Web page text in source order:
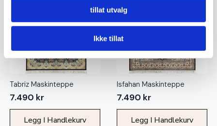
tillat utvalg
Ikke tillat
Tabriz Maskinteppe
7.490 kr
Legg I Handlekurv
Isfahan Maskinteppe
7.490 kr
Legg I Handlekurv